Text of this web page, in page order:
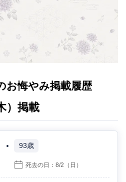
お悔やみ掲載履歴
）掲載
93歳
死去の日：8/2 （日）